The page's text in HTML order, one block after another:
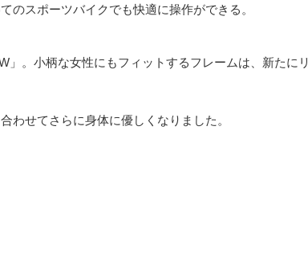
のスポーツバイクでも快適に操作ができる。
。小柄な女性にもフィットするフレームは、新たにリ
わせてさらに身体に優しくなりました。